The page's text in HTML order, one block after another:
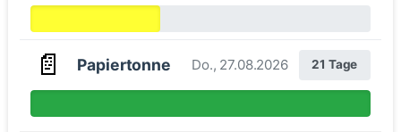
📄 Papiertonne Do., 27.08.2026 21 Tage